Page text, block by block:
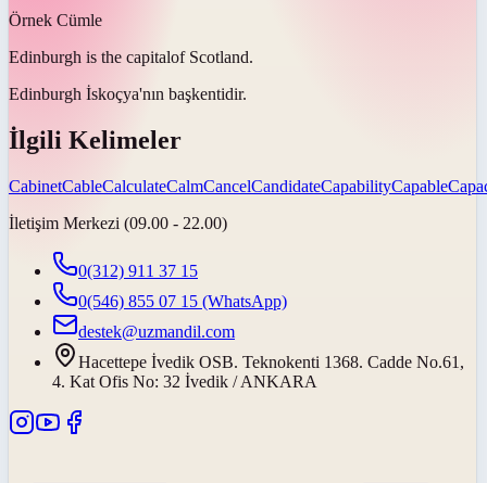
Örnek Cümle
Edinburgh is the capitalof Scotland.
Edinburgh İskoçya'nın başkentidir.
İlgili Kelimeler
CabinetCableCalculateCalmCancelCandidateCapabilityCapable
İletişim Merkezi (09.00 - 22.00)
0(312) 911 37 15
0(546) 855 07 15 (WhatsApp)
destek@uzmandil.com
Hacettepe İvedik OSB. Teknokenti 1368. Cadde No.61,
4. Kat Ofis No: 32 İvedik / ANKARA